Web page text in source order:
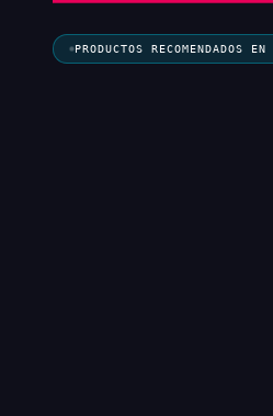
PRODUCTOS RECOMENDADOS